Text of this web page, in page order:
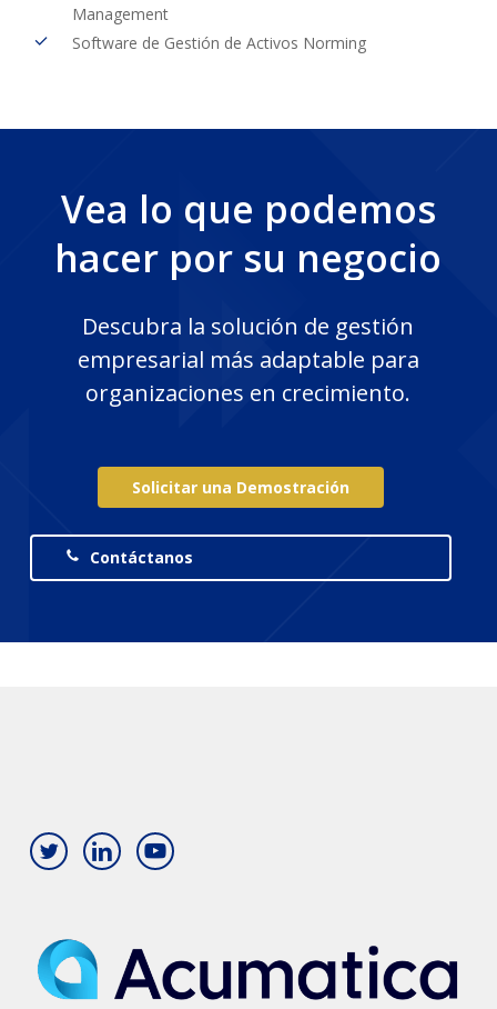
Management
Software de Gestión de Activos Norming
Vea lo que podemos
hacer por su negocio
Descubra la solución de gestión
empresarial más adaptable para
organizaciones en crecimiento.
Solicitar una Demostración
Contáctanos